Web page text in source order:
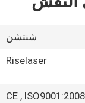
شنتشن
Riselaser
CE , ISO9001:2008